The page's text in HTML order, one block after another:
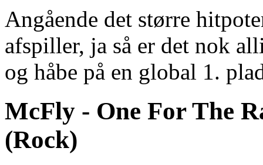
Angående det større
afspiller, ja så er det nok
og håbe på en global 1.
McFly - One For The
(Rock)